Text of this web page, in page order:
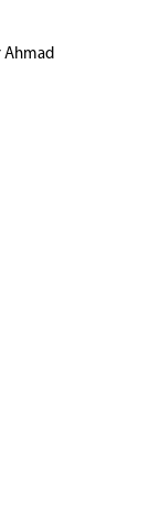
Ahmad